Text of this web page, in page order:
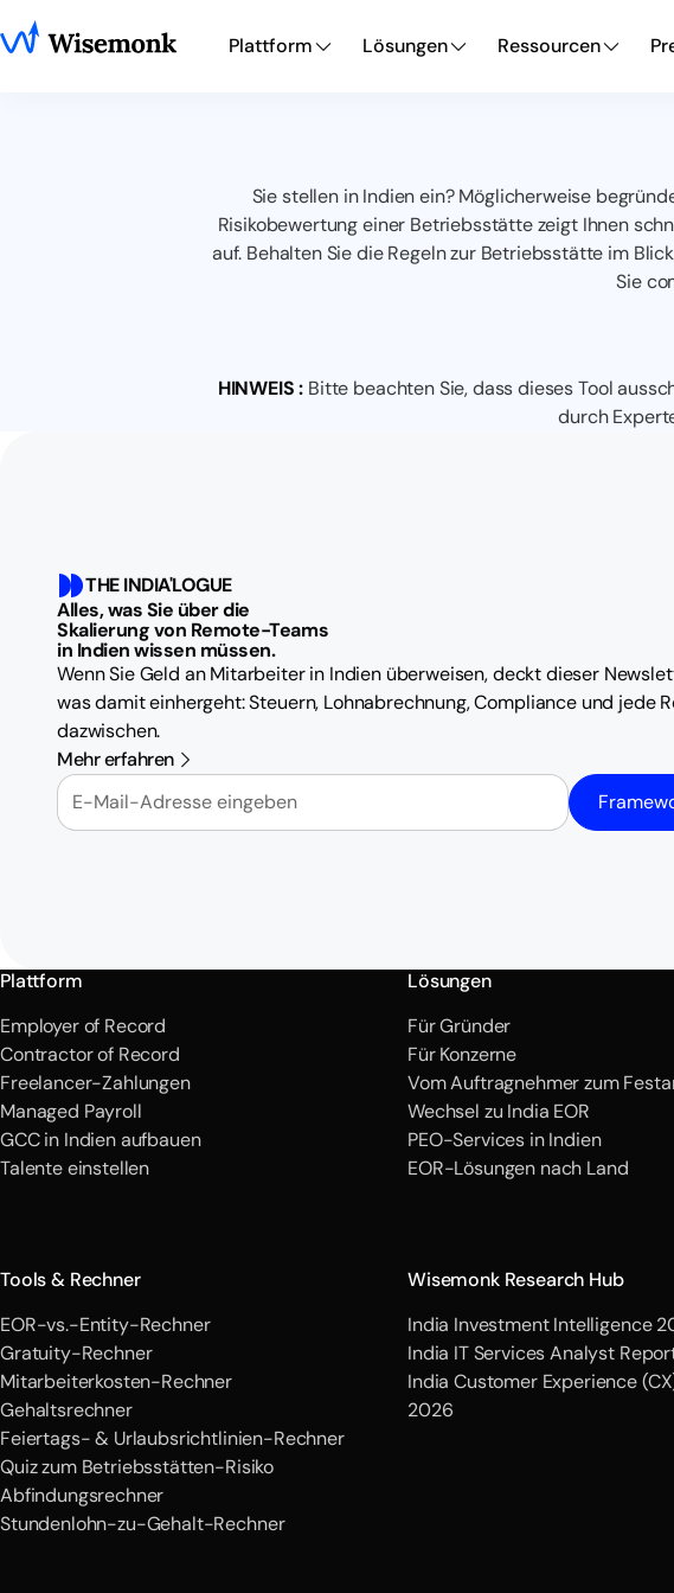
Plattform Lösungen Ressourcen
Sie stellen in Indien ein? Möglicherweise
Risikobewertung einer Betriebsstätte zeigt Ihnen
auf. Behalten Sie die Regeln zur Betriebsstätte im
Sie
HINWEIS : Bitte beachten Sie, dass dieses Tool
durch
THE INDIA'LOGUE
Alles, was Sie über die
Skalierung von Remote-Teams
in Indien wissen müssen.
Wenn Sie Geld an Mitarbeiter in Indien überweisen, deckt dieser
was damit einhergeht: Steuern, Lohnabrechnung, Compliance und jede
dazwischen.
Mehr erfahren
E-Mail
Plattform
Employer of Record
Contractor of Record
Freelancer-Zahlungen
Managed Payroll
GCC in Indien aufbauen
Talente einstellen
Lösungen
Für Gründer
Für Konzerne
Vom Auftragnehmer zum
Wechsel zu India EOR
PEO-Services in Indien
EOR-Lösungen nach Land
Tools & Rechner
EOR-vs.-Entity-Rechner
Gratuity-Rechner
Mitarbeiterkosten-Rechner
Gehaltsrechner
Feiertags- & Urlaubsrichtlinien-Rechner
Quiz zum Betriebsstätten-Risiko
Abfindungsrechner
Stundenlohn-zu-Gehalt-Rechner
Wisemonk Research Hub
India Investment Intelligence
India IT Services Analyst
India Customer Experience
2026